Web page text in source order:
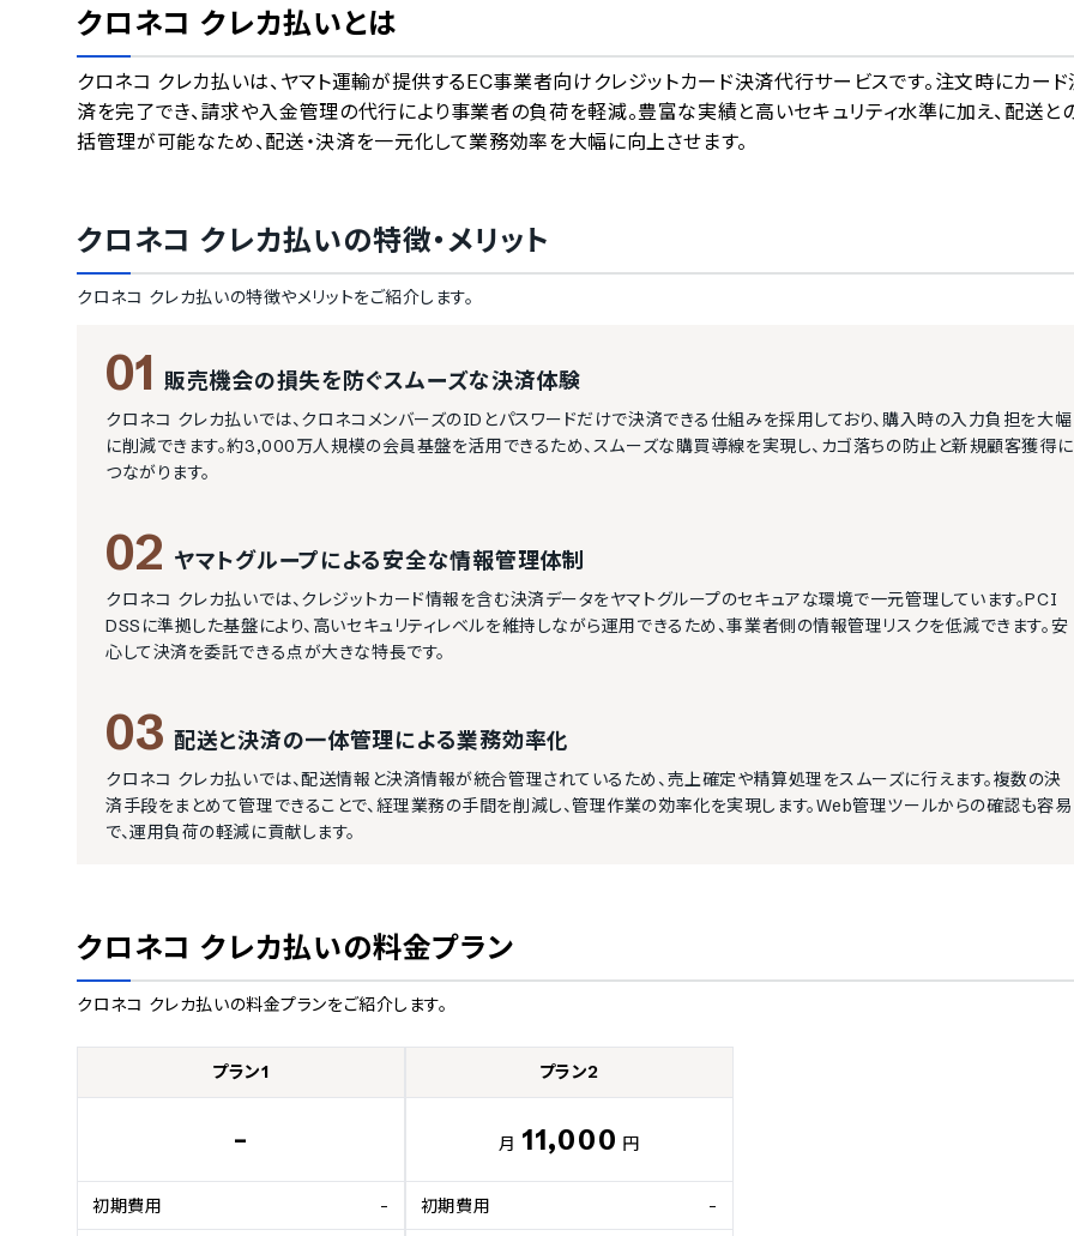
クロネコ クレカ払いとは
クロネコ クレカ払いは、ヤマト運輸が提供するEC事業者向けクレジットカード決済代行サービスです。注文時にカード
済を完了でき、請求や入金管理の代行により事業者の負荷を軽減。豊富な実績と高いセキュリティ水準に加え、配送と
括管理が可能なため、配送・決済を一元化して業務効率を大幅に向上させます。
クロネコ クレカ払いの特徴・メリット
クロネコ クレカ払いの特徴やメリットをご紹介します。
01 販売機会の損失を防ぐスムーズな決済体験
クロネコ クレカ払いでは、クロネコメンバーズのIDとパスワードだけで決済できる仕組みを採用しており、購入時の入力負担を大幅
に削減できます。約3,000万人規模の会員基盤を活用できるため、スムーズな購買導線を実現し、カゴ落ちの防止と新規顧客獲得に
つながります。
02 ヤマトグループによる安全な情報管理体制
クロネコ クレカ払いでは、クレジットカード情報を含む決済データをヤマトグループのセキュアな環境で一元管理しています。PCI
DSSに準拠した基盤により、高いセキュリティレベルを維持しながら運用できるため、事業者側の情報管理リスクを低減できます。安
心して決済を委託できる点が大きな特長です。
03 配送と決済の一体管理による業務効率化
クロネコ クレカ払いでは、配送情報と決済情報が統合管理されているため、売上確定や精算処理をスムーズに行えます。複数の決
済手段をまとめて管理できることで、経理業務の手間を削減し、管理作業の効率化を実現します。Web管理ツールからの確認も容易
で、運用負荷の軽減に貢献します。
クロネコ クレカ払いの料金プラン
クロネコ クレカ払いの料金プランをご紹介します。
プラン1
-
初期費用 -
プラン2
月 11,000 円
初期費用 -